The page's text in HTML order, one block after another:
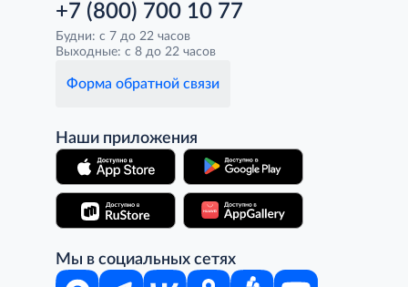
+7 (800) 700 10 77
Будни: с 7 до 22 часов
Выходные: с 8 до 22 часов
Форма обратной связи
Наши приложения
Мы в социальных сетях